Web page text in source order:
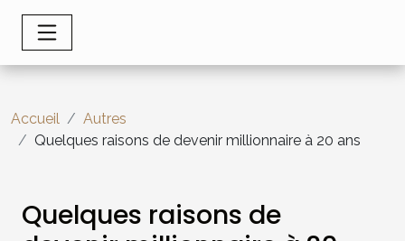
Accueil
Autres
Quelques raisons de devenir millionnaire à 20 ans
Quelques raisons de